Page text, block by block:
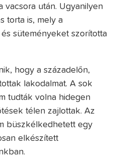
vacsora után. Ugyanilyen
torta is, mely a
süteményeket szorította
hogy a századelőn,
lakodalmat. A sok
tudták volna hidegen
télen zajlottak. Az
büszkélkedhetett egy
elkészített